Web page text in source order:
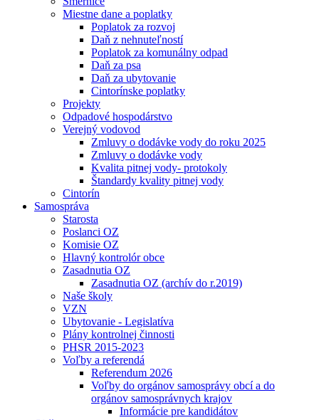
Miestne dane a poplatky
Poplatok za rozvoj
Daň z nehnuteľností
Poplatok za komunálny odpad
Daň za psa
Daň za ubytovanie
Cintorínske poplatky
Projekty
Odpadové hospodárstvo
Verejný vodovod
Zmluvy o dodávke vody do roku 2025
Zmluvy o dodávke vody
Kvalita pitnej vody- protokoly
Štandardy kvality pitnej vody
Cintorín
Samospráva
Starosta
Poslanci OZ
Komisie OZ
Hlavný kontrolór obce
Zasadnutia OZ
Zasadnutia OZ (archív do r.2019)
Naše školy
VZN
Ubytovanie - Legislatíva
Plány kontrolnej činnosti
PHSR 2015-2023
Voľby a referendá
Referendum 2026
Voľby do orgánov samosprávy obcí a do
orgánov samosprávnych krajov
Informácie pre kandidátov